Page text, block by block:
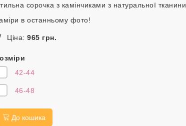
сорочка з камінчиками з натуральної тканини
в останньому фото!
Ціна: 965 грн.
42-44
46-48
До кошика